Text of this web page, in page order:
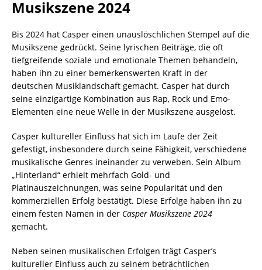
Musikszene 2024
Bis 2024 hat Casper einen unauslöschlichen Stempel auf die
Musikszene gedrückt. Seine lyrischen Beiträge, die oft
tiefgreifende soziale und emotionale Themen behandeln,
haben ihn zu einer bemerkenswerten Kraft in der
deutschen Musiklandschaft gemacht. Casper hat durch
seine einzigartige Kombination aus Rap, Rock und Emo-
Elementen eine neue Welle in der Musikszene ausgelöst.
Casper kultureller Einfluss hat sich im Laufe der Zeit
gefestigt, insbesondere durch seine Fähigkeit, verschiedene
musikalische Genres ineinander zu verweben. Sein Album
„Hinterland“ erhielt mehrfach Gold- und
Platinauszeichnungen, was seine Popularität und den
kommerziellen Erfolg bestätigt. Diese Erfolge haben ihn zu
einem festen Namen in der Casper Musikszene 2024
gemacht.
Neben seinen musikalischen Erfolgen trägt Casper’s
kultureller Einfluss auch zu seinem beträchtlichen